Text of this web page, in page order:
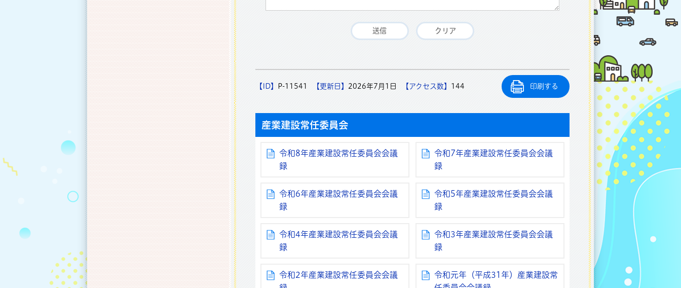
【ID】 P-11541 【更新日】 2026年7月1日 【アクセス数】 144 印刷する
産業建設常任委員会
令和8年産業建設常任委員会会議
録
令和7年産業建設常任委員会会議
録
令和6年産業建設常任委員会会議
録
令和5年産業建設常任委員会会議
録
令和4年産業建設常任委員会会議
録
令和3年産業建設常任委員会会議
録
令和2年産業建設常任委員会会議
令和元年（平成31年）産業建設常